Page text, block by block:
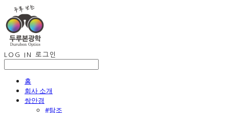
LOG IN 로그인
홈
회사 소개
쌍안경
#탐조